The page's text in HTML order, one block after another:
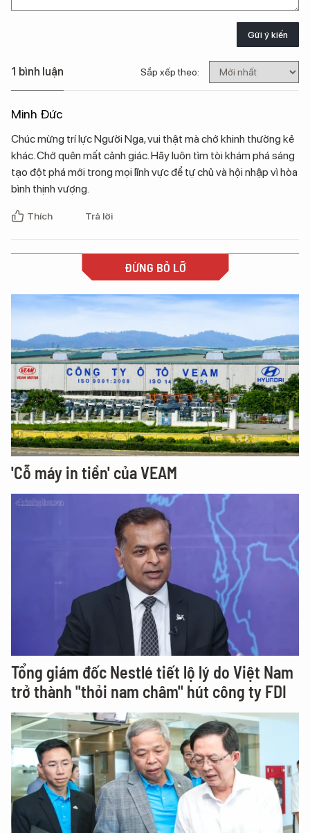
Gửi ý kiến
1 bình luận Sắp xếp theo:
Minh Đức
Chúc mừng trí lực Người Nga, vui thật mà chớ khinh thường kẻ
khác. Chớ quên mất cảnh giác. Hãy luôn tìm tòi khám phá sáng
tạo đột phá mới trong mọi lĩnh vực để tự chủ và hội nhập vì hòa
bình thịnh vượng.
Thích Trả lời
ĐỪNG BỎ LỠ
'Cỗ máy in tiền' của VEAM
Tổng giám đốc Nestlé tiết lộ lý do Việt Nam
trở thành "thỏi nam châm" hút công ty FDI